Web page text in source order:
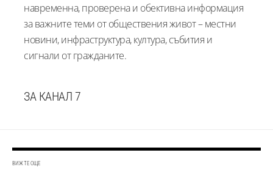
навременна, проверена и обективна информация
за важните теми от обществения живот – местни
новини, инфраструктура, култура, събития и
сигнали от гражданите.
ЗА КАНАЛ 7
ВИЖТЕ ОЩЕ